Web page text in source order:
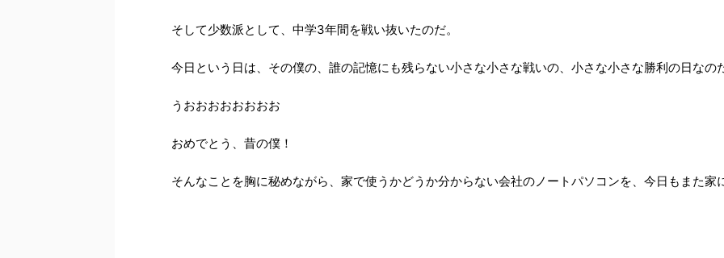
そして少数派として、中学3年間を戦い抜いたのだ。
今日という日は、その僕の、誰の記憶にも残らない小さな小さな戦いの、小さな小さな勝利の日なの
うおおおおおおおお
おめでとう、昔の僕！
そんなことを胸に秘めながら、家で使うかどうか分からない会社のノートパソコンを、今日もまた家